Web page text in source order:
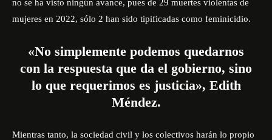
no se ha visto ningún avance, pues de 29 muertes violentas de
mujeres en 2022, sólo 2 han sido tipificadas como feminicidio.
«No simplemente podemos quedarnos
con la respuesta que da el gobierno, sino
lo que requerimos es justicia», Edith
Méndez.
Mientras tanto, la sociedad civil y los colectivos harán lo propio